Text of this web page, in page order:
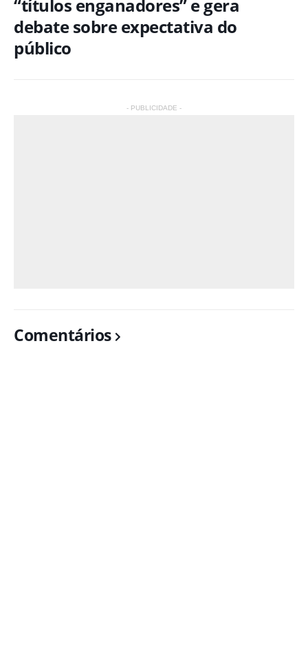
“títulos enganadores” e gera
debate sobre expectativa do
público
- PUBLICIDADE -
Comentários